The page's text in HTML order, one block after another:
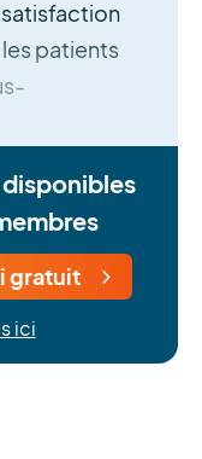
satisfaction
patients
gratuit
ici